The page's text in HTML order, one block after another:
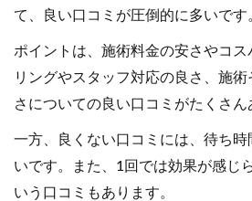
て、良い口コミが圧倒的に多いです
ポイントは、施術料金の安さやコ
リングやスタッフ対応の良さ、施
さについての良い口コミがたくさん
一方、良くない口コミには、待ち
いです。また、1回では効果が感じ
いう口コミもあります。